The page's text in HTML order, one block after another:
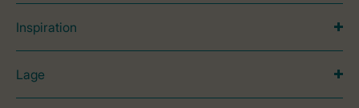
Inspiration
Lage